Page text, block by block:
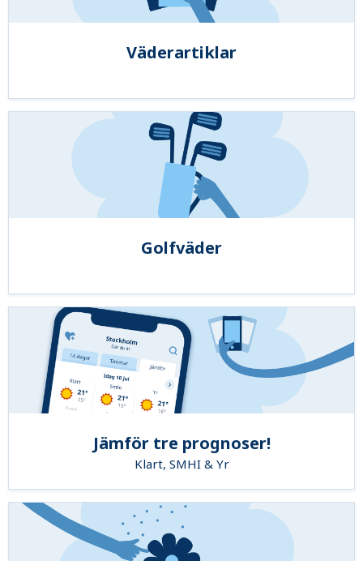
Väderartiklar
Golfväder
Jämför tre prognoser!
Klart, SMHI & Yr